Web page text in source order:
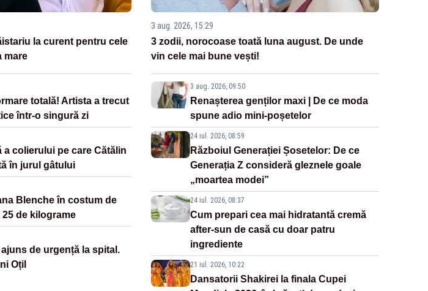
la curent pentru cele
mare
totală! Artista a trecut
într-o singură zi
colierului pe care Cătălin
în jurul gâtului
Blenche în costum de
25 de kilograme
de urgență la spital.
Oțil
3 aug. 2026, 15:29
3 zodii, norocoase toată luna august. De unde
vin cele mai bune vești!
3 aug. 2026, 09:50
Renașterea genților maxi | De ce moda
spune adio mini-poșetelor
24 iul. 2026, 08:59
Războiul Generației Șosetelor: De ce
Generația Z consideră gleznele goale
„moartea modei”
24 iul. 2026, 08:37
Cum prepari cea mai hidratantă cremă
after-sun de casă cu doar patru
ingrediente
21 iul. 2026, 10:22
Dansatorii Shakirei la finala Cupei